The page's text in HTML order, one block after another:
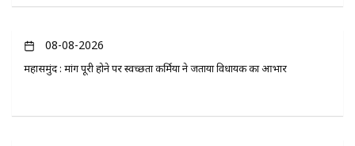
08-08-2026
महासमुंद : मांग पूरी होने पर स्वच्छता कर्मियों ने जताया विधायक का आभार